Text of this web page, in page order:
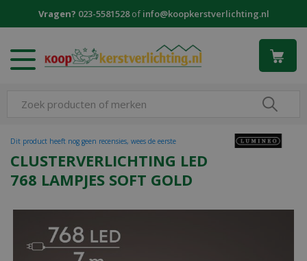
Vragen? 023-5581528ofinfo@koopkerstverlichting.nl
CLUSTERVERLICHTING LED
768 LAMPJES SOFT GOLD
Dit product heeft nog geen recensies, wees de eerste